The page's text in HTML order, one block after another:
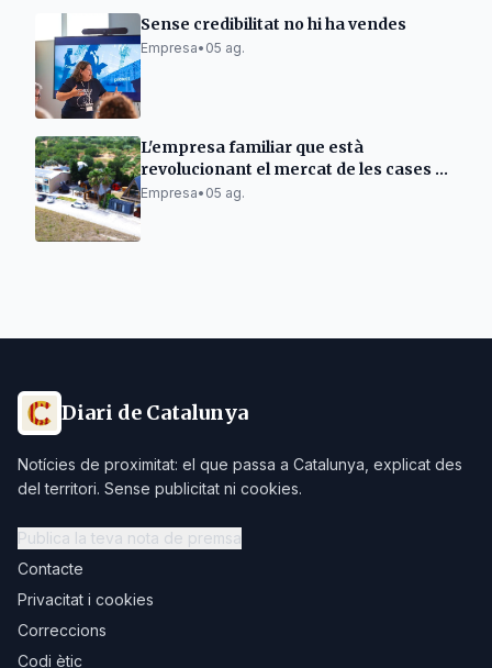
Sense credibilitat no hi ha vendes
Empresa• 05 ag.
L'empresa familiar que està
revolucionant el mercat de les cases de
fusta.
Empresa• 05 ag.
Diari de Catalunya
Notícies de proximitat: el que passa a Catalunya, explicat des
del territori. Sense publicitat ni cookies.
Publica la teva nota de premsa
Contacte
Privacitat i cookies
Correccions
Codi ètic